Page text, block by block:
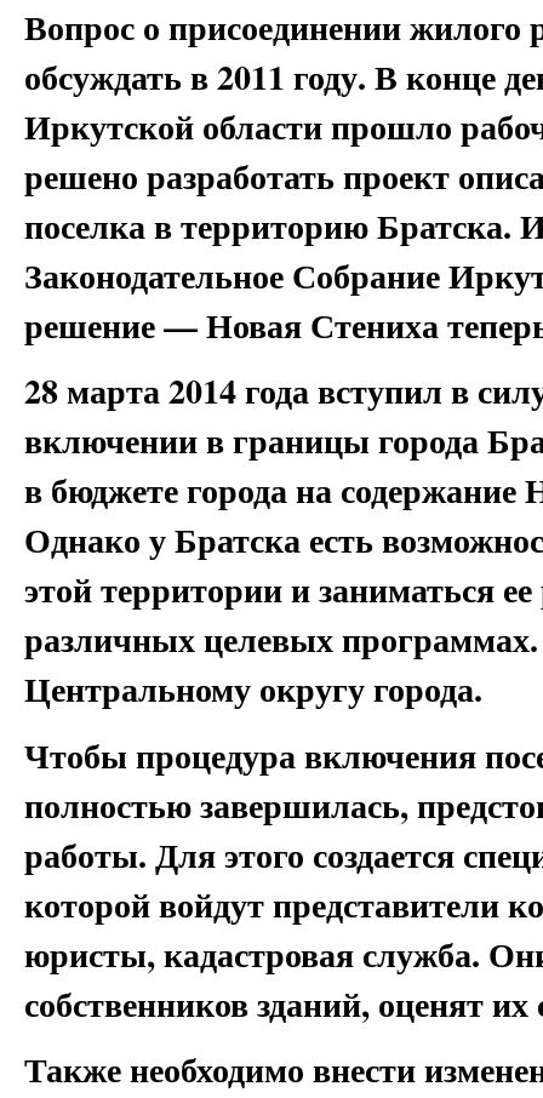
Вопрос о присоединении
обсуждать в 2011 году. В конце
Иркутской области прошло
решено разработать проект
поселка в территорию Братска.
Законодательное Собрание
решение — Новая Стениха
28 марта 2014 года вступил в
включении в границы города
в бюджете города на
Однако у Братска есть
этой территории и заниматься
различных целевых программах.
Центральному округу города.
Чтобы процедура включения
полностью завершилась,
работы. Для этого создается
которой войдут представители
юристы, кадастровая служба.
собственников зданий, оценят их
Также необходимо внести